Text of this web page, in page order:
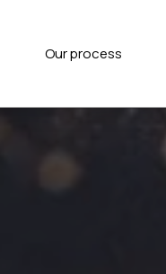
Our process